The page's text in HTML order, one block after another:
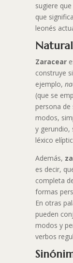
sugiere que
que significa
leonés
Zaracear
construye
ejemplo,
(que se
persona
modos,
y gerundio,
léxico
Además,
es decir,
completa
formas
En otras
pueden
modos y
verbos